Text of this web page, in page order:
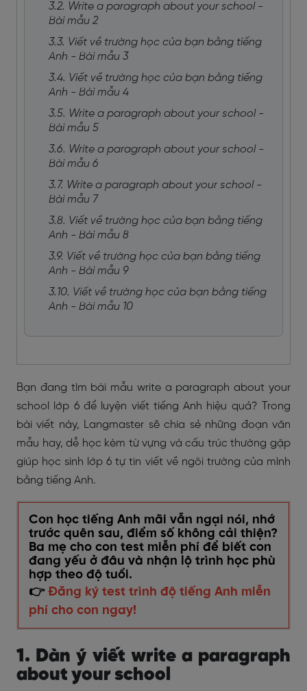
3.2. Write a paragraph about your school -
Bài mẫu 2
3.3. Viết về trường học của bạn bằng tiếng
Anh - Bài mẫu 3
3.4. Viết về trường học của bạn bằng tiếng
Anh - Bài mẫu 4
3.5. Write a paragraph about your school -
Bài mẫu 5
3.6. Write a paragraph about your school -
Bài mẫu 6
3.7. Write a paragraph about your school -
Bài mẫu 7
3.8. Viết về trường học của bạn bằng tiếng
Anh - Bài mẫu 8
3.9. Viết về trường học của bạn bằng tiếng
Anh - Bài mẫu 9
3.10. Viết về trường học của bạn bằng tiếng
Anh - Bài mẫu 10
Bạn đang tìm bài mẫu write a paragraph about your
school lớp 6để luyện viết tiếng Anh hiệu quả? Trong
bài viết này, Langmaster sẽ chia sẻ những đoạn văn
mẫu hay, dễ học kèm từ vựng và cấu trúc thường gặp
giúp học sinh lớp 6 tự tin viết về ngôi trường của mình
bằng tiếng Anh.
Con học tiếng Anh mãi vẫn ngại nói, nhớ
trước quên sau, điểm số không cải thiện?
Ba mẹ cho con test miễn phí để biết con
đang yếu ở đâu và nhận lộ trình học phù
hợp theo độ tuổi.
👉 Đăng ký test trình độ tiếng Anh miễn
phí cho con ngay!
1. Dàn ý viết write a paragraph
about your school